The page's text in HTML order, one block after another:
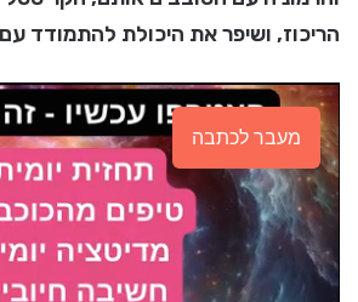
הריכוז, ושיפר את היכולת להתמודד
מעבר לכתבה